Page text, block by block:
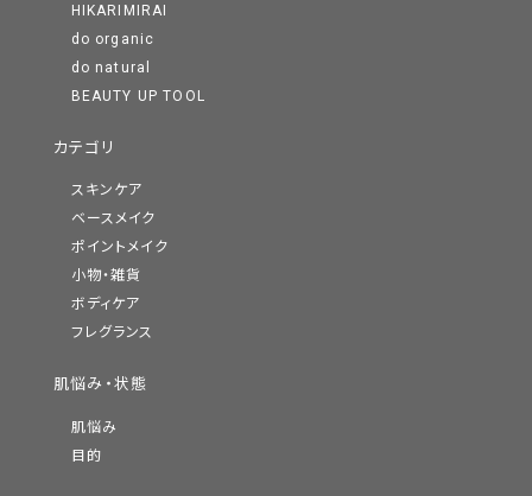
HIKARIMIRAI
do organic
do natural
BEAUTY UP TOOL
カテゴリ
スキンケア
ベースメイク
ポイントメイク
小物・雑貨
ボディケア
フレグランス
肌悩み・状態
肌悩み
目的